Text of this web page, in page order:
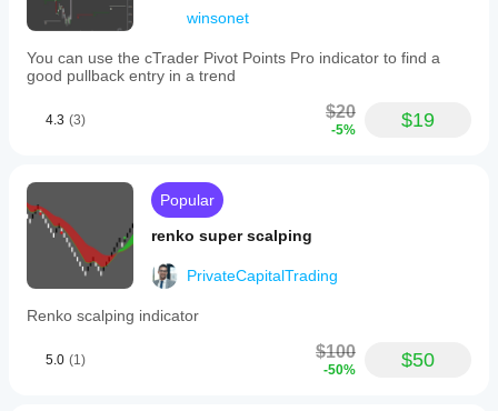
winsonet
You can use the cTrader Pivot Points Pro indicator to find a
good pullback entry in a trend
4.3 (3) $20
-5% $19
Popular
renko super scalping
PrivateCapitalTrading
Renko scalping indicator
5.0 (1) $100
-50% $50